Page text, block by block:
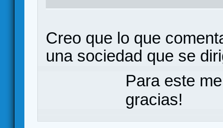
Creo que lo que
una sociedad que se
Para este
gracias!